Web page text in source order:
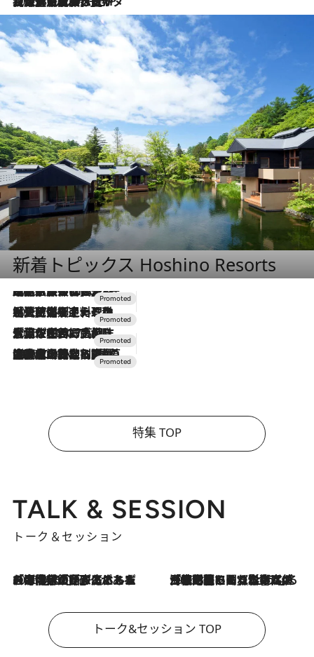
新着トピックス Hoshino Resorts
2026.7.31
【ホテル帰省】という選択肢をOMOが提案。家族とほどよい距離を保つには「昼は実家、夜は気兼ねなくホテルで！」
2026.7.24
【夏限定ディナーコース】旬を迎える稚鮎や花ズッキーニなどをイタリア・トスカーナの郷土料理の手法で満喫！
2026.7.17
「土佐和ハーブかき氷」がOMO7高知に登場！生姜、山椒、大葉など目にも舌にも涼を呼ぶ郷土の味
2026.7.10
NEW OPEN！【界 草津】名湯の地に誕生。趣の異なる2種の温泉と上州ならではの会席・蕎麦割烹など美食を味わう究極の癒やし旅
特集 TOP
TALK & SESSION
トーク＆セッション
2026.8.3
「今後値上げがあるとすれば…」「リスクがあるのは今年の冬」エネルギー専門家が語る、ホルムズ海峡封鎖が家庭にもたらす“ある心配” 2026.8.3
「住宅建てられない…」「サーチャージ料の高値が続いている」ホルムズ海峡封鎖による影響はいつまで続く？《エネルギー専門家に聞く“どうなる日本の暮らし”》
トーク&セッション TOP